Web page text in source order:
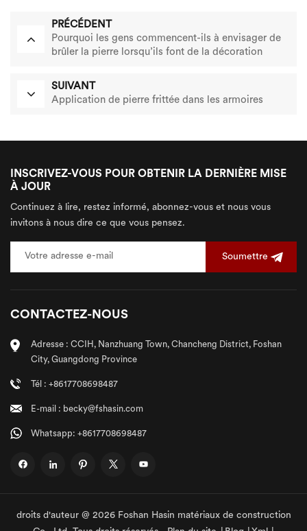
PRÉCÉDENT
Pourquoi les gens commencent-ils à envisager de
brûler la pierre lorsqu’ils font de la décoration
SUIVANT
Application de pierre frittée dans les armoires
INSCRIVEZ-VOUS POUR OBTENIR LA DERNIÈRE MISE
À JOUR
Continuez à lire, restez informé, abonnez-vous et nous vous
invitons à nous dire ce que vous pensez.
Soumettre
CONTACTEZ-NOUS
Adresse : CCIH, Nanzhuang Town, Chancheng District, Foshan
City, Guangdong Province
Tél : +8617708698487
E-mail : becky@fshasin.com
Whatsapp: +8617708698487
droits d'auteur @ 2026 Foshan Hasin matériaux de construction